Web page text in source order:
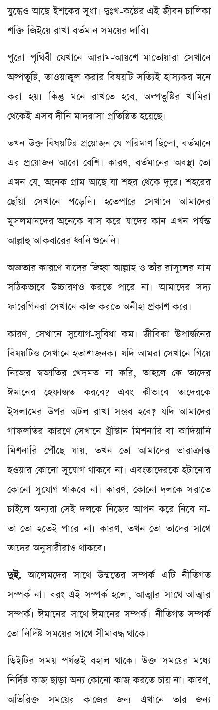
যুদ্ধেও আছে ইশকের সুধা। দুঃখ-কষ্টের এই জীবন চালিকা
শক্তি জিইয়ে রাখা বর্তমান সময়ের দাবি।
পুরো পৃথিবী যেখানে আরাম-আয়শে মাতোয়ারা সেখানে
অল্পতুষ্টি, তাওয়াক্কুল করার বিষয়টি সত্যিই হাস্যকর মনে
করা হয়। কিন্তু মনে রাখতে হবে, অল্পতুষ্টির খামিরা
থেকেই এসব দীনি মাদরাসা প্রতিষ্ঠিত হয়েছে।
তখন উক্ত বিষয়টির প্রয়োজন যে পরিমাণ ছিলো, বর্তমানে
এর প্রয়োজন আরো বেশি। কারণ, বর্তমানের অবস্থা তো
এমন যে, অনেক গ্রাম আছে যা শহর থেকে দূরে। শহরের
ছোঁয়া সেখানে পড়েনি। হতেপারে সেখানে আমাদের
মুসলমানদের অনেকে বাস করে যাদের কান এখন পর্যন্ত
আল্লাহু আকবারের ধ্বনি শুনেনি।
অজ্ঞতার কারণে যাদের জিহ্বা আল্লাহ ও তাঁর রাসুলের নাম
সঠিকভাবে উচ্চারণও করতে পারে না। আমাদের সদ্য
ফারেগিনরা সেখানে কাজ করতে অনীহা প্রকাশ করে।
কারণ, সেখানে সুযোগ-সুবিধা কম। জীবিকা উপার্জনের
বিষয়টিও সেখানে হতাশাজনক। যদি আমরা সেখানে গিয়ে
নিজের স্বজাতির খেদমত না করি, তাহলে কে তাদের
ঈমানের হেফাজত করবে? এবং কীভাবে তাদেরকে
ইসলামের উপর অটল রাখা সম্ভব হবে? যদি আমাদের
গাফলতির কারণে সেখানে খ্রীস্টান মিশনারি বা কাদিয়ানি
মিশনারি পৌঁছে যায়, তখন তো আমাদের ভারাক্রান্ত
হওয়ার কোনো সুযোগ থাকবে না। এবংতাদেরকে হটানোর
কোনো সুযোগ থাকবে না। কারণ, কোনো দলকে সরাতে
চাইলে অন্যরা সেই দলকে নিজের আপন করে নিবে না-
তা তো হতেই পারে না। কারণ, তখন তো তাদের সাথে
তাদের অনুসারীরাও থাকবে।
দুই. আলেমদের সাথে উম্মতের সম্পর্ক এটি নীতিগত
সম্পর্ক না। বরং এই সম্পর্ক হলো, আত্মার সাথে আত্মার
সম্পর্ক। ঈমানের সাথে ঈমানের সম্পর্ক। নীতিগত সম্পর্ক
তো নির্দিষ্ট সময়ের সাথে সীমাবদ্ধ থাকে।
ডিইটির সময় পর্যন্তই বহাল থাকে। উক্ত সময়ের মধ্যে
নির্দিষ্ট কাজ ছাড়া অন্য কোনো কাজ করতে চায় না। কারণ,
অতিরিক্ত সময়ের কাজের জন্য এখানে তার জন্য